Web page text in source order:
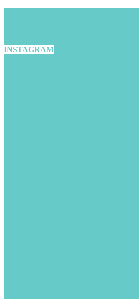
INSTAGRAM